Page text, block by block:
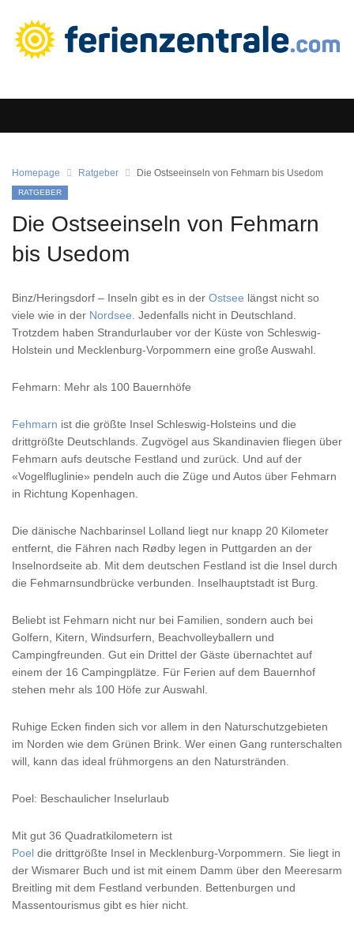
Homepage Ratgeber Die Ostseeinseln von Fehmarn bis Usedom
RATGEBER
Die Ostseeinseln von Fehmarn
bis Usedom
Binz/Heringsdorf – Inseln gibt es in der Ostsee längst nicht so
viele wie in der Nordsee . Jedenfalls nicht in Deutschland.
Trotzdem haben Strandurlauber vor der Küste von Schleswig-
Holstein und Mecklenburg-Vorpommern eine große Auswahl.
Fehmarn: Mehr als 100 Bauernhöfe
Fehmarn ist die größte Insel Schleswig-Holsteins und die
drittgrößte Deutschlands. Zugvögel aus Skandinavien fliegen über
Fehmarn aufs deutsche Festland und zurück. Und auf der
«Vogelfluglinie» pendeln auch die Züge und Autos über Fehmarn
in Richtung Kopenhagen.
Die dänische Nachbarinsel Lolland liegt nur knapp 20 Kilometer
entfernt, die Fähren nach Rødby legen in Puttgarden an der
Inselnordseite ab. Mit dem deutschen Festland ist die Insel durch
die Fehmarnsundbrücke verbunden. Inselhauptstadt ist Burg.
Beliebt ist Fehmarn nicht nur bei Familien, sondern auch bei
Golfern, Kitern, Windsurfern, Beachvolleyballern und
Campingfreunden. Gut ein Drittel der Gäste übernachtet auf
einem der 16 Campingplätze. Für Ferien auf dem Bauernhof
stehen mehr als 100 Höfe zur Auswahl.
Ruhige Ecken finden sich vor allem in den Naturschutzgebieten
im Norden wie dem Grünen Brink. Wer einen Gang runterschalten
will, kann das ideal frühmorgens an den Naturstränden.
Poel: Beschaulicher Inselurlaub
Mit gut 36 Quadratkilometern ist
Poel die drittgrößte Insel in Mecklenburg-Vorpommern. Sie liegt in
der Wismarer Buch und ist mit einem Damm über den Meeresarm
Breitling mit dem Festland verbunden. Bettenburgen und
Massentourismus gibt es hier nicht.